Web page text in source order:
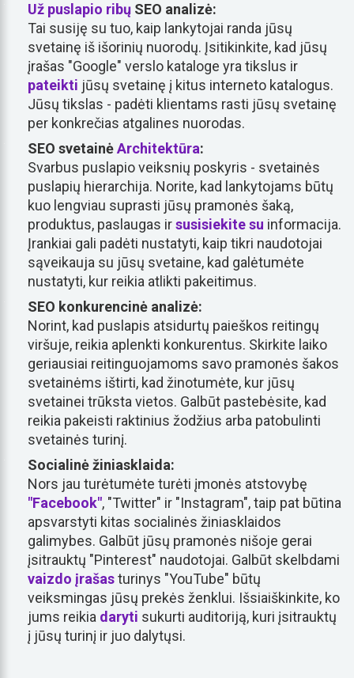
Už puslapio ribų SEO analizė:
Tai susiję su tuo, kaip lankytojai randa jūsų
svetainę iš išorinių nuorodų. Įsitikinkite, kad jūsų
įrašas "Google" verslo kataloge yra tikslus ir
pateikti jūsų svetainę į kitus interneto katalogus.
Jūsų tikslas - padėti klientams rasti jūsų svetainę
per konkrečias atgalines nuorodas.
SEO svetainėArchitektūra:
Svarbus puslapio veiksnių poskyris - svetainės
puslapių hierarchija. Norite, kad lankytojams būtų
kuo lengviau suprasti jūsų pramonės šaką,
produktus, paslaugas irsusisiekite su informacija.
Įrankiai gali padėti nustatyti, kaip tikri naudotojai
sąveikauja su jūsų svetaine, kad galėtumėte
nustatyti, kur reikia atlikti pakeitimus.
SEO konkurencinė analizė:
Norint, kad puslapis atsidurtų paieškos reitingų
viršuje, reikia aplenkti konkurentus. Skirkite laiko
geriausiai reitinguojamoms savo pramonės šakos
svetainėms ištirti, kad žinotumėte, kur jūsų
svetainei trūksta vietos. Galbūt pastebėsite, kad
reikia pakeisti raktinius žodžius arba patobulinti
svetainės turinį.
Socialinė žiniasklaida:
Nors jau turėtumėte turėti įmonės atstovybę
"Facebook", "Twitter" ir "Instagram", taip pat būtina
apsvarstyti kitas socialinės žiniasklaidos
galimybes. Galbūt jūsų pramonės nišoje gerai
įsitrauktų "Pinterest" naudotojai. Galbūt skelbdami
vaizdo įrašasturinys "YouTube" būtų
veiksmingas jūsų prekės ženklui. Išsiaiškinkite, ko
jums reikia daryti sukurti auditoriją, kuri įsitrauktų
į jūsų turinį ir juo dalytųsi.